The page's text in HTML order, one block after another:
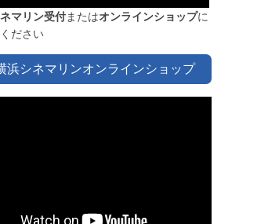
マリン受付またはオンラインショップに
ださい
浜シネマリンオンラインショップ